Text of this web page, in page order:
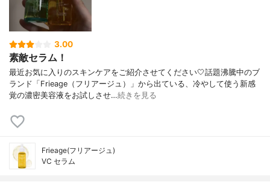
3.00
素敵セラム！
最近お気に入りのスキンケアをご紹介させてください🤍話題沸騰中のブ
ランド「Frieage（フリアージュ）」から出ている、冷やして使う新感
覚の濃密美容液をお試しさせ…続きを見る
Frieage(フリアージュ)
VC セラム